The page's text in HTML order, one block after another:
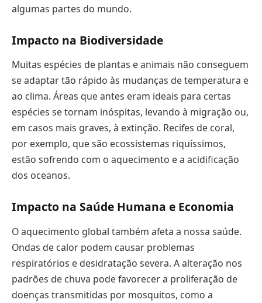
algumas partes do mundo.
Impacto na Biodiversidade
Muitas espécies de plantas e animais não conseguem
se adaptar tão rápido às mudanças de temperatura e
ao clima. Áreas que antes eram ideais para certas
espécies se tornam inóspitas, levando à migração ou,
em casos mais graves, à extinção. Recifes de coral,
por exemplo, que são ecossistemas riquíssimos,
estão sofrendo com o aquecimento e a acidificação
dos oceanos.
Impacto na Saúde Humana e Economia
O aquecimento global também afeta a nossa saúde.
Ondas de calor podem causar problemas
respiratórios e desidratação severa. A alteração nos
padrões de chuva pode favorecer a proliferação de
doenças transmitidas por mosquitos, como a